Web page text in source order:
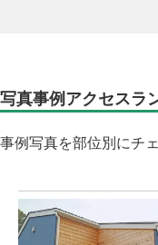
写真事例アクセスラ
事例写真を部位別にチ